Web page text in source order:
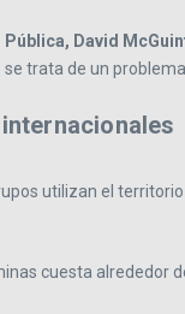
David
se trata de un
utilizan el
cuesta alrededor